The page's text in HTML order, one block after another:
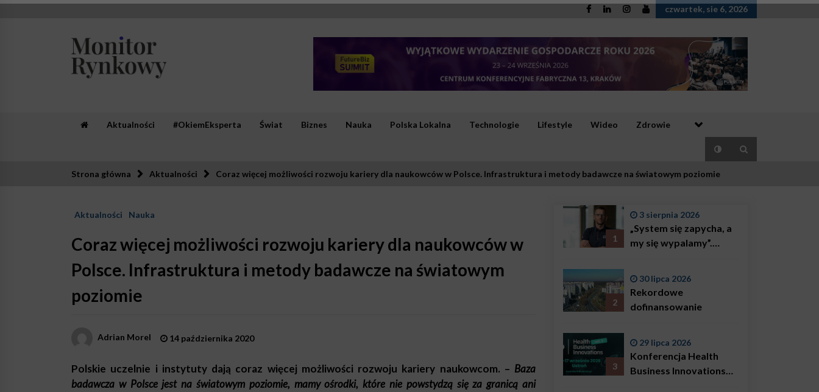
Skip
czwartek, sie 6, 2026
Aktualności #OkiemEksperta Świat Biznes Nauka Polska Lokalna Technologie Lifestyle Wideo Zdrowie
Strona główna Aktualności Coraz więcej możliwości rozwoju kariery dla naukowców w Polsce. Infrastruktura i metody badawcze na światowym poziomie
Aktualności Nauka
Coraz więcej możliwości rozwoju kariery dla naukowców w
Polsce. Infrastruktura i metody badawcze na światowym
poziomie
Adrian Morel 14 października 2020
Polskie uczelnie i instytuty dają coraz więcej możliwości rozwoju kariery naukowcom. – Baza
badawcza w Polsce jest na światowym poziomie, mamy ośrodki, które nie powstydzą się za granicą ani
1
3 sierpnia 2026
„System się zapycha, a
my się wypalamy”.
Bączkowski, mówi
wprost: problemem są
2
30 lipca 2026
Rekordowe
dofinansowanie
3
29 lipca 2026
Konferencja Health
Business Innovations